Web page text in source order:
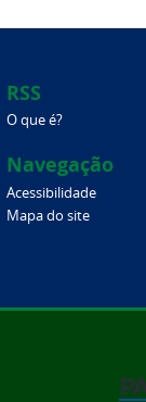
RSS
O que é?
Navegação
Acessibilidade
Mapa do site